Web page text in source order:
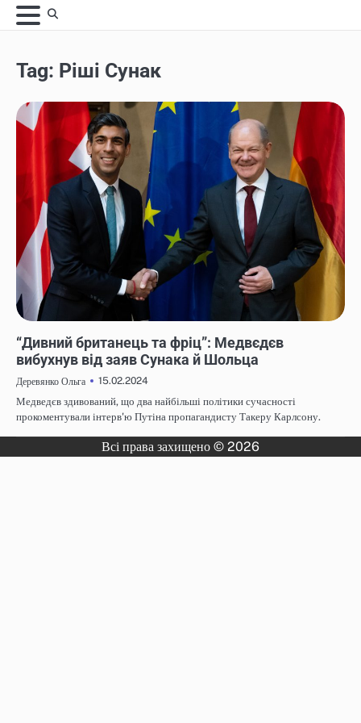
Skip
to
Tag: Ріші Сунак
“Дивний британець та фріц”: Медвєдєв
вибухнув від заяв Сунака й Шольца
Деревянко Ольга
15.02.2024
Медведєв здивований, що два найбільші політики сучасності
прокоментували інтерв'ю Путіна пропагандисту Такеру Карлсону.
Всі права захищено © 2026